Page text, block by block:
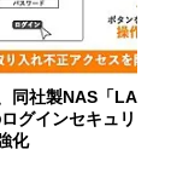
同社製NAS「LA
グインセキュリ
化